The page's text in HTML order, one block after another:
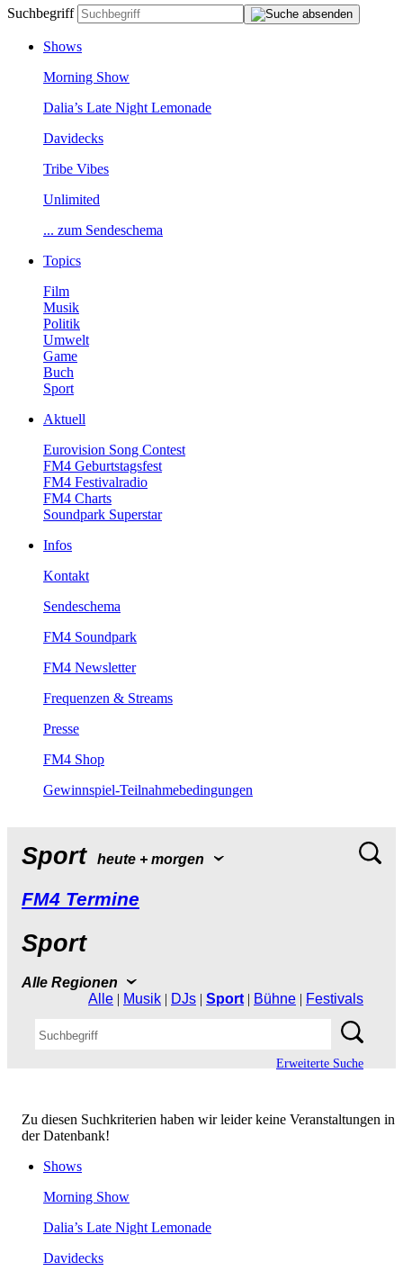
Suchbegriff
Shows
MorningShow
Dalia’sLateNightLemonade
Davidecks
TribeVibes
Unlimited
...zumSendeschema
Topics
Film
Musik
Politik
Umwelt
Game
Buch
Sport
Aktuell
EurovisionSongContest
FM4Geburtstagsfest
FM4Festivalradio
FM4Charts
SoundparkSuperstar
Infos
Kontakt
Sendeschema
FM4Soundpark
FM4Newsletter
Frequenzen&Streams
Presse
FM4Shop
Gewinnspiel-Teilnahmebedingungen
Sport heute+morgen
FM4Termine
Sport
AlleRegionen
Alle | Musik | DJs | Sport | Bühne | Festivals
ErweiterteSuche
ZudiesenSuchkriterienhabenwirleiderkeineVeranstaltungenin
derDatenbank!
Shows
MorningShow
Dalia’sLateNightLemonade
Davidecks